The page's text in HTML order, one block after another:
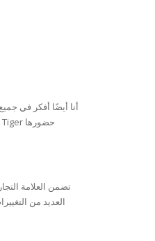
أنا أيضًا أفكر في
تضمن العلامة
العديد من